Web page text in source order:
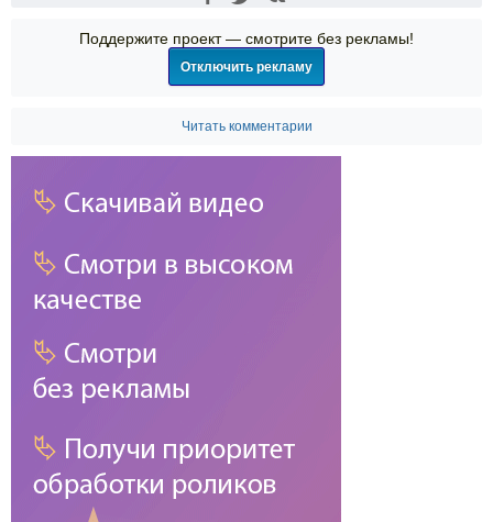
Поддержите проект — смотрите без рекламы!
Отключить рекламу
Читать комментарии